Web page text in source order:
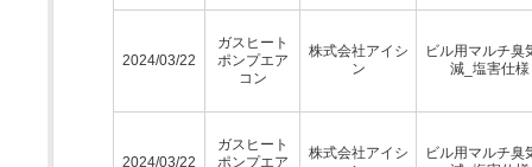
2024/03/22
ガスヒート
ポンプエア
コン
株式会社アイシ
ン
ビル用マルチ臭
減_塩害仕様
2024/03/22
ガスヒート
ポンプエア
株式会社アイシ
ビル用マルチ臭